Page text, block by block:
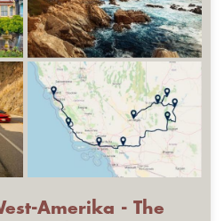
Amerika - The